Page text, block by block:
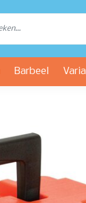
Barbeel Varia